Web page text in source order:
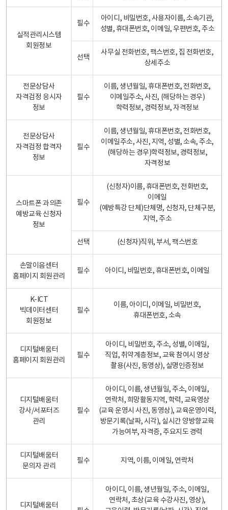
실적관리시스템
회원정보
필수
아이디, 비밀번호, 사용자이름, 소속기관,
성별, 휴대폰번호, 이메일, 우편번호, 주소
선택
사무실 전화번호, 팩스번호, 집 전화번호,
상세주소
전문상담사
자격검정 응시자
정보
필수
이름, 생년월일, 휴대폰번호, 전화번호,
이메일주소, 사진, (해당하는 경우)
학력정보, 경력정보, 자격정보
전문상담사
자격검정 합격자
정보
필수
이름, 생년월일, 휴대폰번호, 전화번호,
이메일주소, 사진, 지역, 성별, 소속, 주소,
(해당하는 경우)학력정보, 경력정보,
자격정보
스마트폰 과의존
예방교육 신청자
정보
필수
(신청자)이름, 휴대폰번호, 전화번호,
이메일
(예방특강 단체)단체명, 신청자, 단체구분,
지역, 주소
선택 (신청자)직위, 부서, 팩스번호
손말이음센터
홈페이지 회원관리
필수 아이디, 비밀번호, 휴대폰번호, 이메일
K-ICT
빅데이터센터
회원정보
필수
이름, 아이디, 이메일, 비밀번호,
휴대폰번호, 소속
디지털배움터
홈페이지 회원관리
필수
아이디, 비밀번호, 주소, 성별, 이메일,
직업, 취약계층정보, 교육 참여시 영상
촬용(사진, 동영상), 실명인증정보
디지털배움터
강사/서포터즈
관리
필수
아이디, 이름, 생년월일, 주소, 이메일,
연락처, 희망활동지역, 학력, 교육영상
(교육 운영시 사진, 동영상), 교육운영이력,
방문기록(날짜, 시각), 실시간 양방향교육
가능여부, 자격증, 주요지도 경력
디지털배움터
문의자 관리
필수 지역, 이름, 이메일, 연락처
디지털배움터
아이디, 이름, 생년월일, 주소, 이메일,
연락처, 초상(교육 수강사진, 영상),